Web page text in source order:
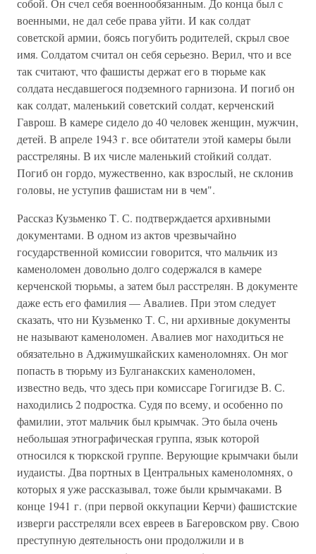
собой. Он счел себя военнообязанным. До конца был с
военными, не дал себе права уйти. И как солдат
советской армии, боясь погубить родителей, скрыл свое
имя. Солдатом считал он себя серьезно. Верил, что и все
так считают, что фашисты держат его в тюрьме как
солдата несдавшегося подземного гарнизона. И погиб он
как солдат, маленький советский солдат, керченский
Гаврош. В камере сидело до 40 человек женщин, мужчин,
детей. В апреле 1943 г. все обитатели этой камеры были
расстреляны. В их числе маленький стойкий солдат.
Погиб он гордо, мужественно, как взрослый, не склонив
головы, не уступив фашистам ни в чем".
Рассказ Кузьменко Т. С. подтверждается архивными
документами. В одном из актов чрезвычайно
государственной комиссии говорится, что мальчик из
каменоломен довольно долго содержался в камере
керченской тюрьмы, а затем был расстрелян. В документе
даже есть его фамилия — Авалиев. При этом следует
сказать, что ни Кузьменко Т. С, ни архивные документы
не называют каменоломен. Авалиев мог находиться не
обязательно в Аджимушкайских каменоломнях. Он мог
попасть в тюрьму из Булганакских каменоломен,
известно ведь, что здесь при комиссаре Гогигидзе В. С.
находились 2 подростка. Судя по всему, и особенно по
фамилии, этот мальчик был крымчак. Это была очень
небольшая этнографическая группа, язык которой
относился к тюркской группе. Верующие крымчаки были
иудаисты. Два портных в Центральных каменоломнях, о
которых я уже рассказывал, тоже были крымчаками. В
конце 1941 г. (при первой оккупации Керчи) фашистские
изверги расстреляли всех евреев в Багеровском рву. Свою
преступную деятельность они продолжили и в